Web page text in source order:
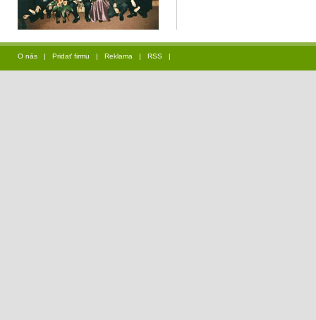
O nás | Pridať firmu | Reklama | RSS |